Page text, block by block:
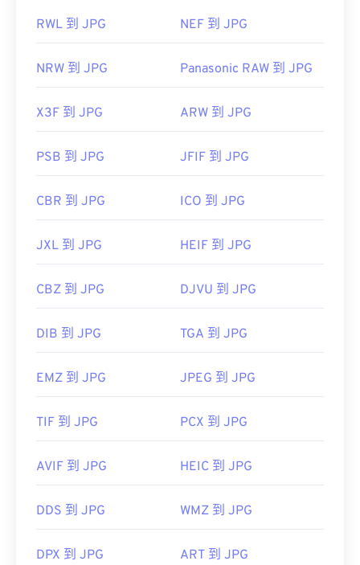
RWL 到 JPG NEF 到 JPG
NRW 到 JPG Panasonic RAW 到 JPG
X3F 到 JPG ARW 到 JPG
PSB 到 JPG JFIF 到 JPG
CBR 到 JPG ICO 到 JPG
JXL 到 JPG HEIF 到 JPG
CBZ 到 JPG DJVU 到 JPG
DIB 到 JPG TGA 到 JPG
EMZ 到 JPG JPEG 到 JPG
TIF 到 JPG PCX 到 JPG
AVIF 到 JPG HEIC 到 JPG
DDS 到 JPG WMZ 到 JPG
DPX 到 JPG ART 到 JPG